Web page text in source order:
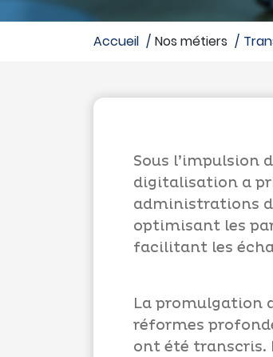
accueil Nos métiers
Sous l’impulsion
digitalisation a
administrations
optimisant les
facilitant les
La promulgation
réformes
ont été transcris.